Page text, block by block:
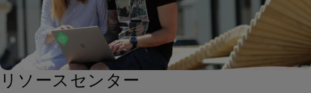
リソースセンター